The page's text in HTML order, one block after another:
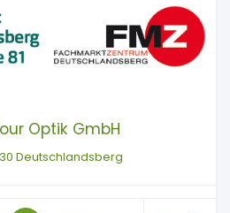
Optik GmbH
Deutschlandsberg